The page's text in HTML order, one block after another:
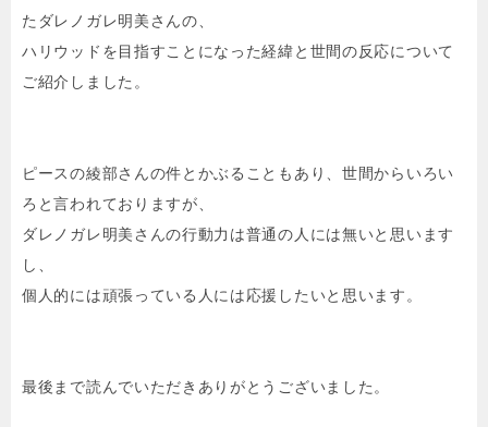
たダレノガレ明美さんの、
ハリウッドを目指すことになった経緯と世間の反応について
ご紹介しました。
ピースの綾部さんの件とかぶることもあり、世間からいろい
ろと言われておりますが、
ダレノガレ明美さんの行動力は普通の人には無いと思います
し、
個人的には頑張っている人には応援したいと思います。
最後まで読んでいただきありがとうございました。